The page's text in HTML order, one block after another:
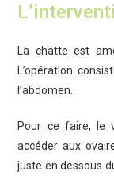
La chatte est
L’opération
l’abdomen.
Pour ce faire, le
accéder aux
juste en dessous